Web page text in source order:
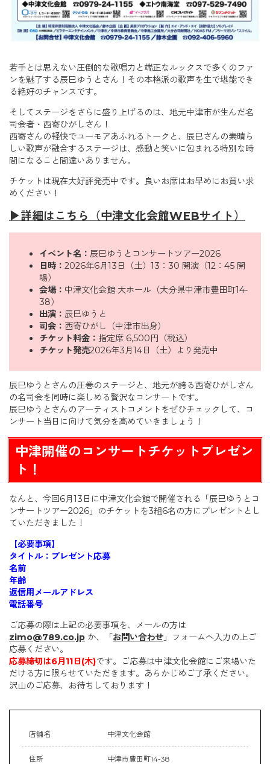
若手とは思えない圧倒的な歌唱力と端正なルックスで多くのファ
ンを魅了する辰巳ゆうとさん！その本格派の歌声を生で堪能でき
る絶好のチャンスです。
そしてステージをさらに盛り上げるのは、地元中津市が生んだ名
司会者・西寄ひがしさん！
西寄さんの軽快でユーモアあふれるトークと、辰巳さんの素晴ら
しい歌声が融合するステージは、感動と笑いに包まれる特別な時
間になること間違いありません。
チケットは現在大好評発売中です。良いお席はお早めにお買い求
めください！
▶︎詳細はこちら（中津文化会館WEBサイト）
イベント名： 辰巳ゆうとコンサートツアー2026
日時： 2026年6月13日（土）13：30 開演（12：45 開
場）
会場： 中津文化会館 大ホール（大分県中津市豊田町14-
38）
出演： 辰巳ゆうと
司会： 西寄ひがし（中津市出身）
チケット料金： 指定席 6,500円（税込）
チケット発売2026年3月14日（土）より発売中
辰巳ゆうとさんの圧巻のステージと、地元が誇る西寄ひがしさん
の名司会を同時に楽しめる贅沢なコンサートです。
辰巳ゆうとさんのアーティストコメントをぜひチェックして、コ
ンサート当日に向けて気分を高めていきましょう！
中津開催のコンサートチケットプレゼン
ト！
なんと、今回6月13日に中津文化会館で開催される「辰巳ゆうとコ
ンサートツアー2026」のチケットを3組6名の方にプレゼントとし
ていただきました！
【必要事項】
タイトル：プレゼント応募
名前
年齢
返信用メールアドレス
電話番号
ご応募の際は上記の必要事項を、メールの方は
zimo@789.co.jp か、「お問い合わせ 」フォームへ入力の上ご
応募ください。
応募締切は6月11日(木)です。ご応募は中津文化会館にご来場いた
だける方に限らせていただきます。あらかじめご了承ください。
沢山のご応募、お待ちしております！
店舗名 中津文化会館
住所 中津市豊田町14-38